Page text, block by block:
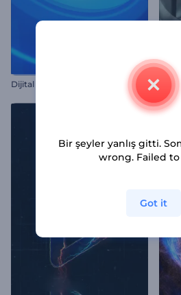
Dijital Logo Gösterimi
Bir şeyler yanlış gitti.
wrong. Failed
Got it